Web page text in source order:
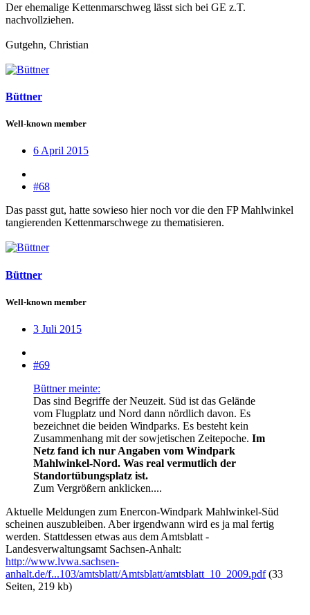
Der ehemalige Kettenmarschweg lässt sich bei GE z.T.
nachvollziehen.
Gutgehn, Christian
Büttner
Well-known member
6 April 2015
#68
Das passt gut, hatte sowieso hier noch vor die den FP Mahlwinkel
tangierenden Kettenmarschwege zu thematisieren.
Büttner
Well-known member
3 Juli 2015
#69
Büttner meinte:
Das sind Begriffe der Neuzeit. Süd ist das Gelände
vom Flugplatz und Nord dann nördlich davon. Es
bezeichnet die beiden Windparks. Es besteht kein
Zusammenhang mit der sowjetischen Zeitepoche. Im
Netz fand ich nur Angaben vom Windpark
Mahlwinkel-Nord. Was real vermutlich der
Standortübungsplatz ist.
Zum Vergrößern anklicken....
Aktuelle Meldungen zum Enercon-Windpark Mahlwinkel-Süd
scheinen auszubleiben. Aber irgendwann wird es ja mal fertig
werden. Stattdessen etwas aus dem Amtsblatt -
Landesverwaltungsamt Sachsen-Anhalt:
http://www.lvwa.sachsen-
anhalt.de/f...103/amtsblatt/Amtsblatt/amtsblatt_10_2009.pdf(33
Seiten, 219 kb)